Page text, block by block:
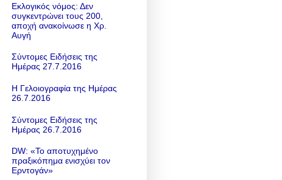
Εκλογικός νόμος: Δεν
συγκεντρώνει τους 200,
αποχή ανακοίνωσε η Χρ.
Αυγή
Σύντομες Ειδήσεις της
Ημέρας 27.7.2016
Η Γελοιογραφία της Ημέρας
26.7.2016
Σύντομες Ειδήσεις της
Ημέρας 26.7.2016
DW: «To αποτυχημένο
πραξικόπημα ενισχύει τον
Ερντογάν»